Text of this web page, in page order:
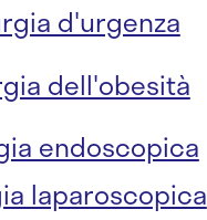
d'urgenza
dell'obesità
endoscopica
laparoscopica